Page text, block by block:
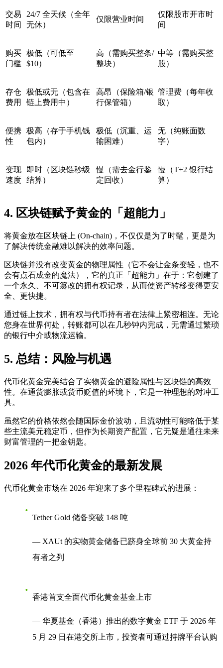
交易
时间
24/7 全天候（全年
无休）
仅限营业时间
仅限股市开市时
间
购买
门槛
极低（可低至
$10）
高（需购买整条/
整块）
中等（需购买整
股）
存仓
费用
极低或无（包含在
链上费用中）
高昂（保险箱/银
行保管箱）
管理费（每年收
取）
便携
性
极高（存于手机钱
包内）
极低（沉重、运
输困难）
无（纯账面数
字）
变现
速度
即时（区块链秒级
结算）
慢（需去金行鉴
定回收）
慢（T+2 银行结
算）
4. 区块链赋予黄金的「超能力」
将黄金放在区块链上 (On-chain)，不仅仅是为了时髦，更是为
了解决传统金融难以解决的效率问题。
区块链并没有改变黄金的物理属性（它不会让金条变轻，也不
会有点石成金的魔法），它的真正「超能力」在于：它创建了
一个永久、不可篡改的拥有权记录，从而使资产转移变得更安
全、更快捷。
通过链上技术，拥有权与代币持有者在法律上紧密相连。无论
您身在世界何处，转账都可以在几秒钟内完成，无需通过繁琐
的银行中介或物流运输。
5. 总结：风险与机遇
代币化黄金完美结合了实物黄金的避险属性与区块链的高效
性。在通货膨胀或货币贬值的环境下，它是一种理想的对冲工
具。
虽然它的价格依然会随国际金价波动，且流动性可能略低于某
些主流美元稳定币，但作为长期资产配置，它无疑是通往未来
财富管理的一把金钥匙。
2026 年代币化黄金的最新发展
代币化黄金市场在 2026 年迎来了多个里程碑式的进展：
Tether Gold 储备突破 148 吨
— XAUt 的实物黄金储备已跻身全球前 30 大黄金持
有者之列
香港首支全面代币化黄金基金上市
— 华夏基金（香港）推出的数字黄金 ETF 于 2026 年
5 月 29 日在港交所上市，投资者可通过持牌平台认购